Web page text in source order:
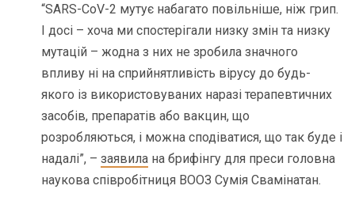
“SARS-CoV-2 мутує набагато повільніше, ніж грип.
І досі – хоча ми спостерігали низку змін та низку
мутацій – жодна з них не зробила значного
впливу ні на сприйнятливість вірусу до будь-
якого із використовуваних наразі терапевтичних
засобів, препаратів або вакцин, що
розробляються, і можна сподіватися, що так буде і
надалі”, –заявила на брифінгу для преси головна
наукова співробітниця ВООЗ Сумія Свамінатан.